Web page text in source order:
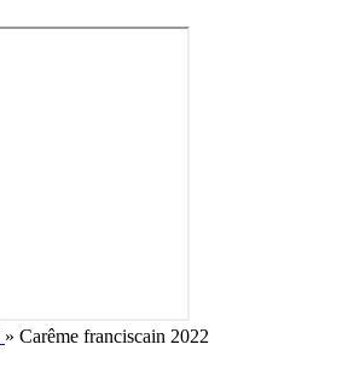
» Carême franciscain 2022